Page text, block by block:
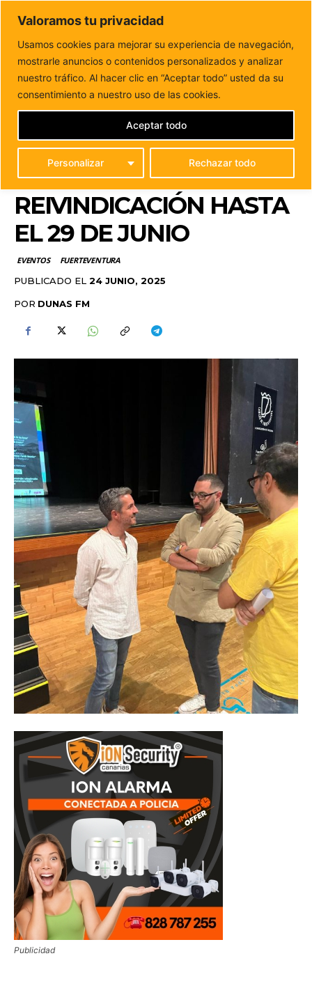
Valoramos tu privacidad
Usamos cookies para mejorar su experiencia de navegación,
mostrarle anuncios o contenidos personalizados y analizar
nuestro tráfico. Al hacer clic en “Aceptar todo” usted da su
consentimiento a nuestro uso de las cookies.
Personalizar Rechazar todo
Aceptar todo
DUNAS FM
Tu informacion de forma cercana
Inicio EVENTOS
Arranca el Festival Be Free
Fuerteventura con cine, música y reivindicación hasta...
ARRANCA EL FESTIVAL
FUERTEVENTURA CON
CINE, MÚSICA Y
REIVINDICACIÓN HASTA
EL 29 DE JUNIO
EVENTOS FUERTEVENTURA
PUBLICADO EL 24 JUNIO, 2025
POR DUNAS FM
Publicidad